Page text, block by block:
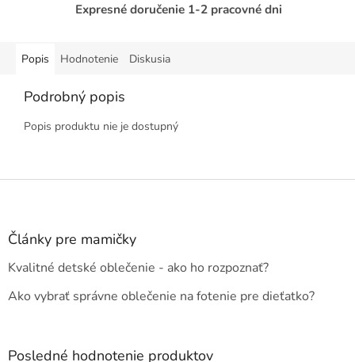
Expresné doručenie 1-2 pracovné dni
Popis Hodnotenie Diskusia
Podrobný popis
Popis produktu nie je dostupný
Z
Články pre mamičky
Kvalitné detské oblečenie - ako ho rozpoznať?
Ako vybrať správne oblečenie na fotenie pre dieťatko?
Posledné hodnotenie produktov